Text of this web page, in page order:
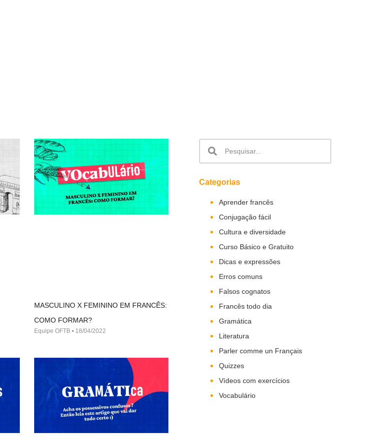
MASCULINO X FEMININO EM FRANCÊS:
COMO FORMAR?
Equipe OFTB 18/04/2022
Categorias
Aprender francês
Conjugação fácil
Cultura e diversidade
Curso Básico e Gratuito
Dicas e expressões
Erros comuns
Falsos cognatos
Francês todo dia
Gramática
Literatura
Parler comme un Français
Quizzes
Vídeos com exercícios
Vocabulário